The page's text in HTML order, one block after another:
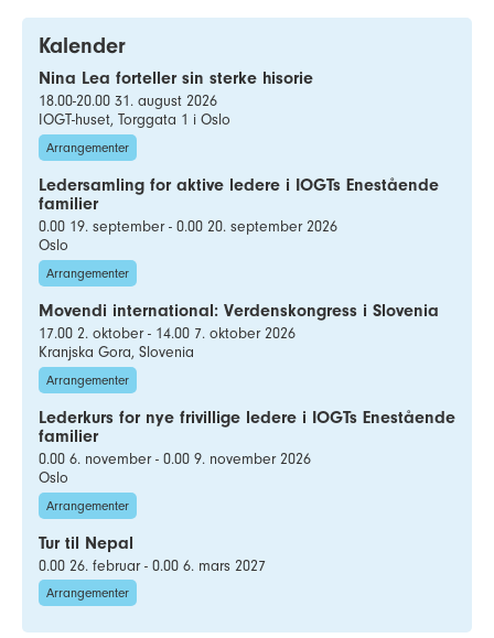
Kalender
Nina Lea forteller sin sterke hisorie
18.00-20.00 31. august 2026
IOGT-huset, Torggata 1 i Oslo
Arrangementer
Ledersamling for aktive ledere i IOGTs Enestående
familier
0.00 19. september - 0.00 20. september 2026
Oslo
Arrangementer
Movendi international: Verdenskongress i Slovenia
17.00 2. oktober - 14.00 7. oktober 2026
Kranjska Gora, Slovenia
Arrangementer
Lederkurs for nye frivillige ledere i IOGTs Enestående
familier
0.00 6. november - 0.00 9. november 2026
Oslo
Arrangementer
Tur til Nepal
0.00 26. februar - 0.00 6. mars 2027
Arrangementer